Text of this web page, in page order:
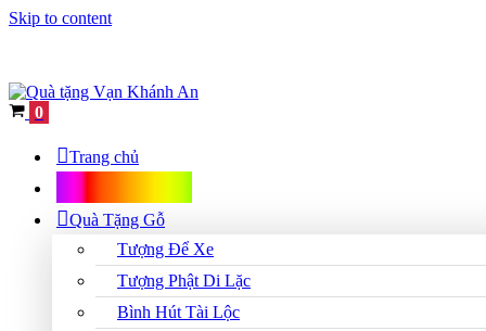
Skip to content
Cart
0
Trang chủ
Quà Tặng Gỗ
Tượng Để Xe
Tượng Phật Di Lặc
Bình Hút Tài Lộc